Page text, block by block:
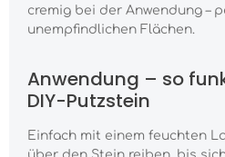
cremig bei der Anwendung –
unempfindlichen Flächen.
Anwendung – so
DIY-Putzstein
Einfach mit einem feuchten